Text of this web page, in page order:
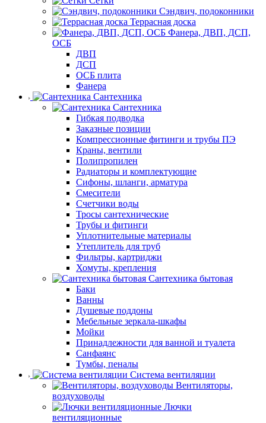
Сэндвич, подоконники
Террасная доска
Фанера, ДВП, ДСП,
ОСБ
ДВП
ДСП
ОСБ плита
Фанера
Сантехника
Сантехника
Гибкая подводка
Заказные позиции
Компрессионные фитинги и трубы ПЭ
Краны, вентили
Полипропилен
Радиаторы и комплектующие
Сифоны, шланги, арматура
Смесители
Счетчики воды
Тросы сантехнические
Трубы и фитинги
Уплотнительные материалы
Утеплитель для труб
Фильтры, картриджи
Хомуты, крепления
Сантехника бытовая
Баки
Ванны
Душевые поддоны
Мебельные зеркала-шкафы
Мойки
Принадлежности для ванной и туалета
Санфаянс
Тумбы, пеналы
Система вентиляции
Вентиляторы,
воздуховоды
Лючки
вентиляционные